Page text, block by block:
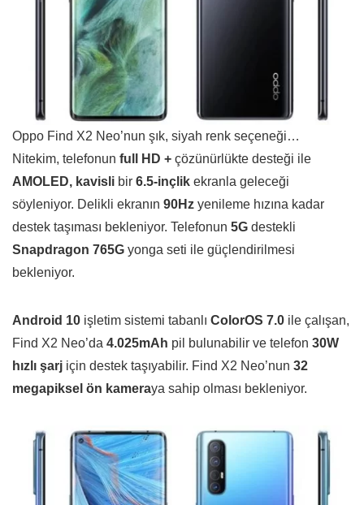
Oppo Find X2 Neo’nun şık, siyah renk seçeneği…
Nitekim, telefonun full HD + çözünürlükte desteği ile
AMOLED, kavisli bir 6.5-inçlik ekranla geleceği
söyleniyor. Delikli ekranın 90Hz yenileme hızına kadar
destek taşıması bekleniyor. Telefonun 5G destekli
Snapdragon 765G yonga seti ile güçlendirilmesi
bekleniyor.
Android 10 işletim sistemi tabanlı ColorOS 7.0 ile çalışan,
Find X2 Neo’da 4.025mAh pil bulunabilir ve telefon 30W
hızlı şarj için destek taşıyabilir. Find X2 Neo’nun 32
megapiksel ön kameraya sahip olması bekleniyor.